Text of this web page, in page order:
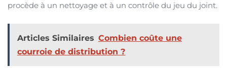
procède à un nettoyage et à un contrôle du jeu du joint.
Articles Similaires Combien coûte une
courroie de distribution ?